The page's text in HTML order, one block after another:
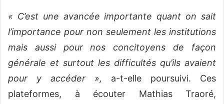
« C’est une avancée importante quant on sait
l’importance pour non seulement les institutions
mais aussi pour nos concitoyens de façon
générale et surtout les difficultés qu’ils avaient
pour y accéder », a-t-elle poursuivi. Ces
plateformes, à écouter Mathias Traoré,